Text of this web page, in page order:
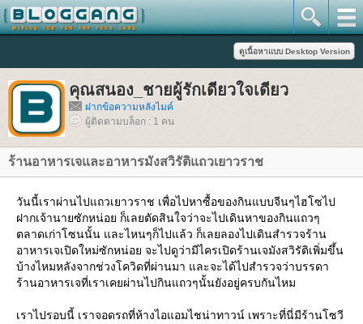
คุณสนอง_ชายผู้รักเดียวใจเดียว
ฝากข้อความหลังไมค์
ผู้ติดตามบล็อก : 1 คน
ร้านอาหารเจและอาหารมังสวิรัติแถวเยาวราช
วันนี้เราผ่านไปแถวเยาวราช เพื่อไปหาซื้อของกินแบบจีนๆไฮโซไป
ฝากเจ้านายซักหน่อย ก็เลยตัดสินใจว่าจะไปเดินหาของกินแถวๆ
ตลาดเก่าโซนนั้น และไหนๆก็ไปแล้ว ก็เลยลองไปเดินสำรวจร้าน
อาหารเจเปิดใหม่ซักหน่อย จะไปดูว่ามีไครเปิดร้านเจมังสวิรัติเพิ่มขึ้น
บ้างไหมหลังจากช่วงโควิดที่ผ่านมา และจะได้ไปสำรวจว่าบรรดา
ร้านอาหารเจที่เราเคยผ่านไปกินแถวๆนั้นยังอยู่ครบกันไหม
เราไปรอบนี้ เราจอดรถที่ห้างไอแอมไชน่าทาวน์ เพราะที่นี่มีร้านโซวี